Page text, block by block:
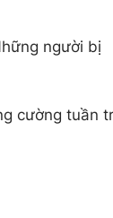
người bị
cường tuần